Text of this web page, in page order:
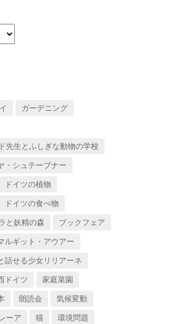
ガーデニング
先生とふしぎな動物の学校
・シュテーブナー
ドイツの植物
ドイツの食べ物
と妖精の森
ブックフェア
ルギット・アウアー
話せる少女リリアーネ
ドイツ
家庭菜園
朗読会
気候変動
ーア
猫
環境問題